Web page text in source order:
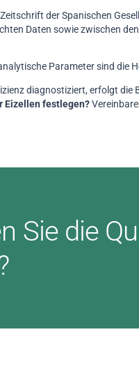
der Spanischen
Daten sowie zwischen
Parameter sind die
diagnostiziert, erfolgt
Eizellen festlegen?
Sie die